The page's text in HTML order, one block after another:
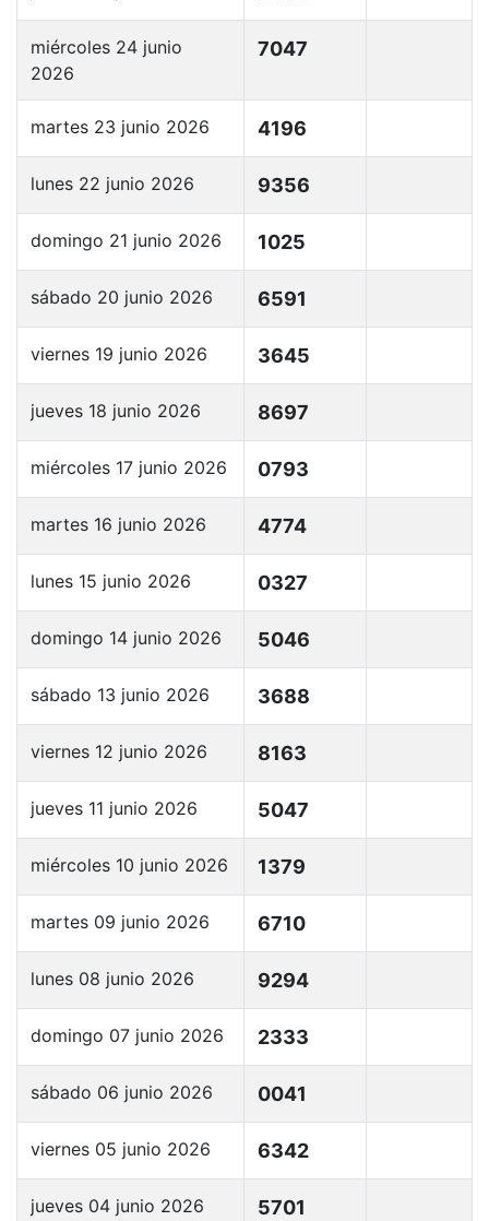
miércoles 24 junio
2026
7047
martes 23 junio 2026 4196
lunes 22 junio 2026 9356
domingo 21 junio 2026 1025
sábado 20 junio 2026 6591
viernes 19 junio 2026 3645
jueves 18 junio 2026 8697
miércoles 17 junio 2026 0793
martes 16 junio 2026 4774
lunes 15 junio 2026 0327
domingo 14 junio 2026 5046
sábado 13 junio 2026 3688
viernes 12 junio 2026 8163
jueves 11 junio 2026 5047
miércoles 10 junio 2026 1379
martes 09 junio 2026 6710
lunes 08 junio 2026 9294
domingo 07 junio 2026 2333
sábado 06 junio 2026 0041
viernes 05 junio 2026 6342
jueves 04 junio 2026 5701